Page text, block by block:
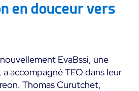
en douceur vers
EvaBssi, une
accompagné TFO dans leur
Thomas Curutchet,